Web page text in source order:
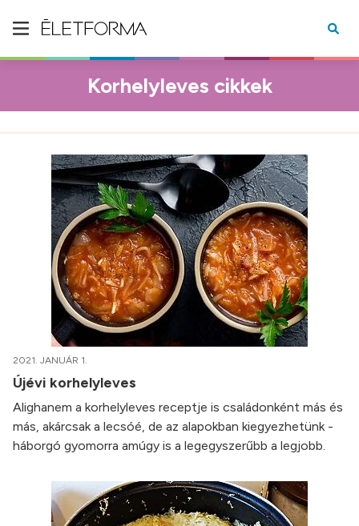
Korhelyleves cikkek
2021. JANUÁR 1.
Újévi korhelyleves
Alighanem a korhelyleves receptje is családonként más és
más, akárcsak a lecsóé, de az alapokban kiegyezhetünk -
háborgó gyomorra amúgy is a legegyszerűbb a legjobb.